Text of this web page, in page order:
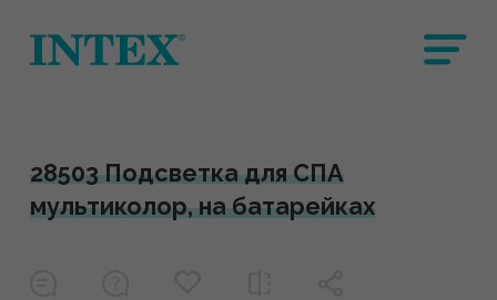
28503 Подсветка для СПА
мультиколор, на батарейках